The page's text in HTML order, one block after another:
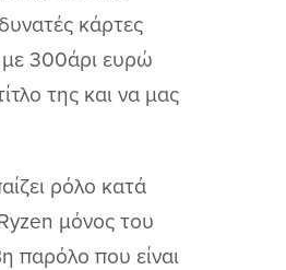
κάρτες
με 300άρι ευρώ
της και να μας
ρόλο κατά
μόνος του
παρόλο που είναι